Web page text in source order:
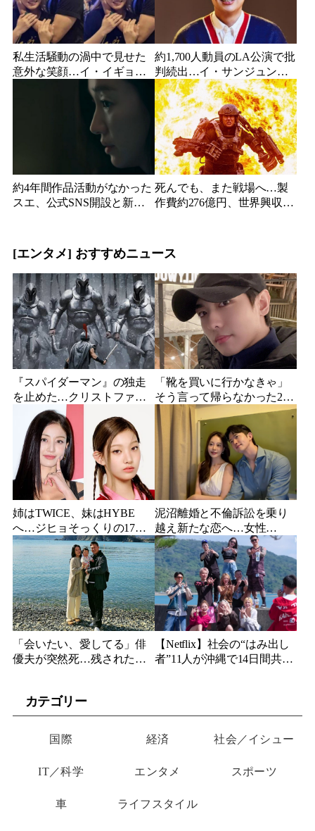
私生活騒動の渦中で見せた
意外な笑顔…イ・イギョ
ン、海外スターとの「密着
ショット」が話題に
約1,700人動員のLA公演で批
判続出…イ・サンジュン、
音響不良や短すぎる公演時
間に観客失望
約4年間作品活動がなかった
スエ、公式SNS開設と新ビ
死んでも、また戦場へ…製
作費約276億円、世界興収
ル』がついに配信
[エンタメ] おすすめニュース
『スパイダーマン』の独走
を止めた…クリストファ
ー・ノーラン史上最大、390
億円の超大作がついに韓国
上陸
「靴を買いに行かなきゃ」
そう言って帰らなかった24
歳俳優…28歳の誕生日、母
が玄関に置いた“届かない贈
り物”
姉はTWICE、妹はHYBE
へ…ジヒョそっくりの17歳
妹、多国籍7人組でついにデ
ビュー
泥沼離婚と不倫訴訟を乗り
越え新たな恋へ…女性
YouTuberが選んだのは身長
189cmの医者
「会いたい、愛してる」俳
優夫が突然死…残された女
【Netflix】社会の“はみ出し
者”11人が沖縄で14日間共同
カテゴリー
国際 経済 社会／イシュー
IT／科学 エンタメ スポーツ
車 ライフスタイル